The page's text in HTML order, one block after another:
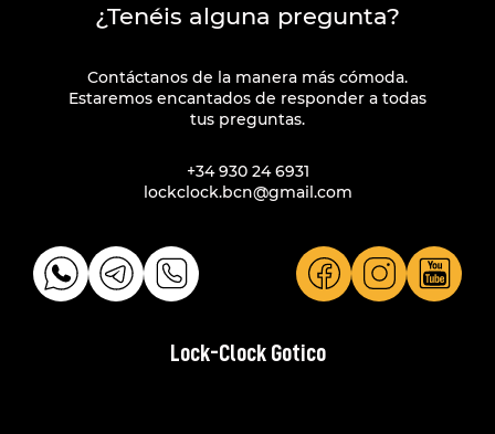
¿Tenéis alguna pregunta?
Contáctanos de la manera más cómoda.
Estaremos encantados de responder a todas
tus preguntas.
+34 930 24 6931
lockclock.bcn@gmail.com
Lock-Clock Gotico